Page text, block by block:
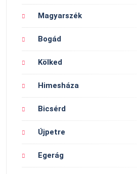
Magyarszék
Bogád
Kölked
Himesháza
Bicsérd
Újpetre
Egerág